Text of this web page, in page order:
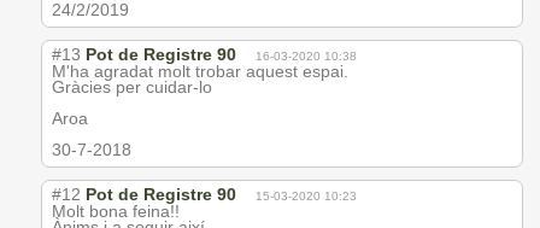
24/2/2019
#13 Pot de Registre 90 16-03-2020 10:38
M'ha agradat molt trobar aquest espai.
Gràcies per cuidar-lo
Aroa
30-7-2018
#12 Pot de Registre 90 15-03-2020 10:23
Molt bona feina!!